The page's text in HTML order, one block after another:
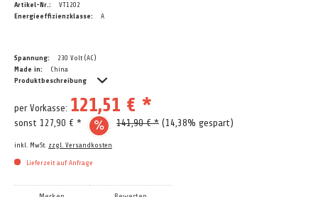
Artikel-Nr.:
VT1202
Energieeffizienzklasse:
A
Spannung:
230 Volt (AC)
Made in:
China
Produktbeschreibung
per Vorkasse: 121,51 € *
sonst 127,90 € * 141,90 € * (14,38% gespart)
inkl. MwSt. zzgl. Versandkosten
Lieferzeit auf Anfrage